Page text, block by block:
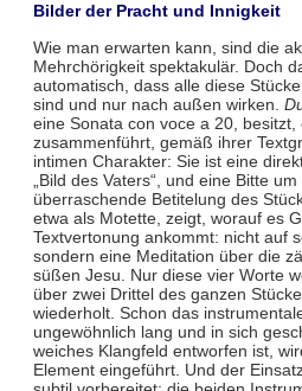
Bilder der Pracht und Innigkeit
Wie man erwarten kann, sind die
Mehrchörigkeit spektakulär. Doch
automatisch, dass alle diese
sind und nur nach außen wirken.
eine Sonata con voce a 20,
zusammenführt, gemäß ihrer
intimen Charakter: Sie ist eine
„Bild des Vaters“, und eine Bitte
überraschende Betitelung des
etwa als Motette, zeigt, worauf es
Textvertonung ankommt: nicht auf
sondern eine Meditation über die
süßen Jesu. Nur diese vier Worte
über zwei Drittel des ganzen
wiederholt. Schon das
ungewöhnlich lang und in sich
weiches Klangfeld entworfen ist,
Element eingeführt. Und der